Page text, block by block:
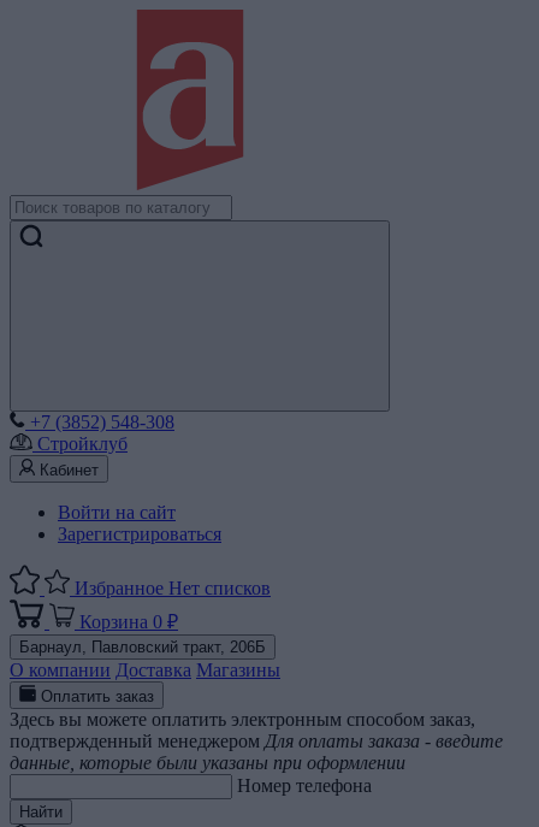
+7 (3852) 548-308
Стройклуб
Кабинет
Войти на сайт
Зарегистрироваться
Избранное Нет списков
Корзина 0 ₽
Барнаул, Павловский тракт, 206Б
О компании Доставка Магазины
Оплатить заказ
Здесь вы можете оплатить электронным способом заказ,
подтвержденный менеджером Для оплаты заказа - введите
данные, которые были указаны при оформлении
Номер телефона
Найти